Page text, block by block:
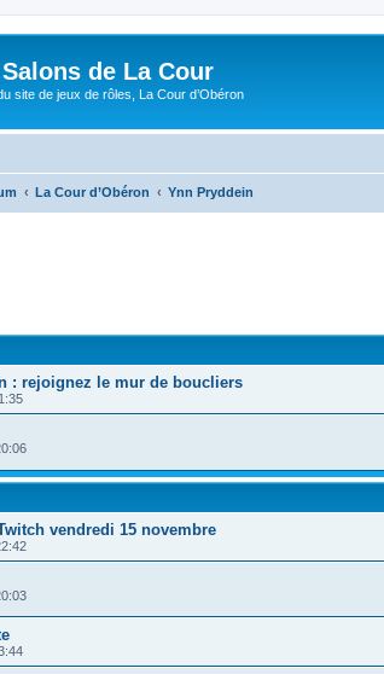
de La Cour
site de jeux de rôles, La Cour d’Obéron
La Cour d’Obéron Ynn Pryddein
: rejoignez le mur de boucliers
vendredi 15 novembre